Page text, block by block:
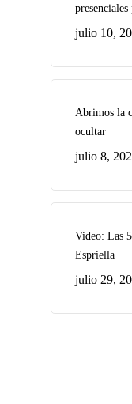
julio 10,
Abrimos la
ocultar
julio 8,
Video: Las
Espriella
julio 29,